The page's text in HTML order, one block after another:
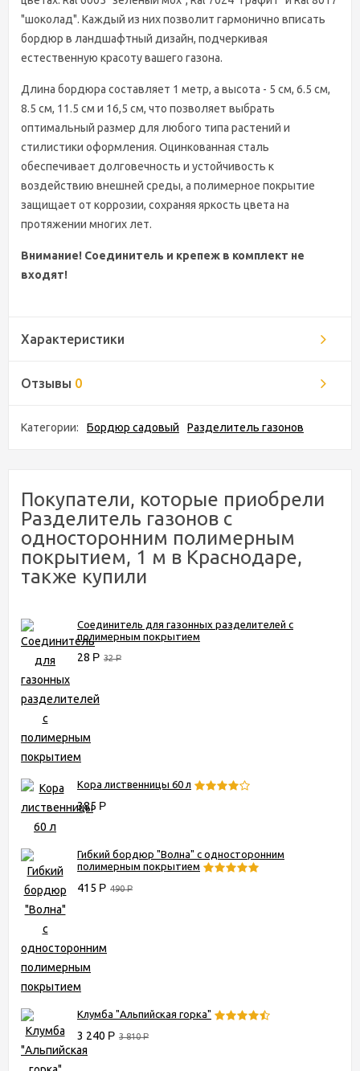
"шоколад". Каждый из них позволит гармонично вписать
бордюр в ландшафтный дизайн, подчеркивая
естественную красоту вашего газона.
Длина бордюра составляет 1 метр, а высота - 5 см, 6.5 см,
8.5 см, 11.5 см и 16,5 см, что позволяет выбрать
оптимальный размер для любого типа растений и
стилистики оформления. Оцинкованная сталь
обеспечивает долговечность и устойчивость к
воздействию внешней среды, а полимерное покрытие
защищает от коррозии, сохраняя яркость цвета на
протяжении многих лет.
Внимание! Соединитель и крепеж в комплект не
входят!
Характеристики
Отзывы 0
Категории: Бордюр садовый Разделитель газонов
Покупатели, которые приобрели
Разделитель газонов с
односторонним полимерным
покрытием, 1 м в Краснодаре,
также купили
Соединитель для газонных разделителей с
полимерным покрытием
28 Р 32Р
Кора лиственницы 60 л
385 Р
Гибкий бордюр "Волна" с односторонним
полимерным покрытием
415 Р 490Р
Клумба "Альпийская горка"
3 240 Р 3 810Р